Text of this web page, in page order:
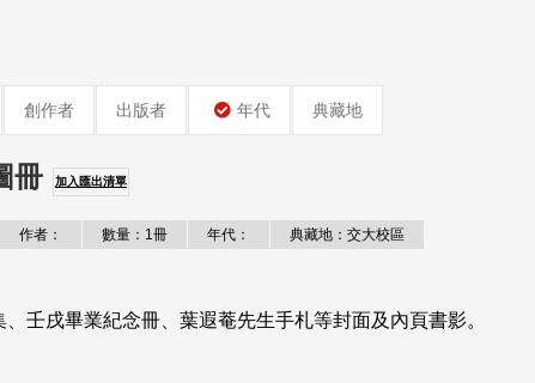
創作者 出版者 年代 典藏地
冊 加入匯出清單
作者： 數量：1冊 年代： 典藏地：交大校區
壬戌畢業紀念冊、葉遐菴先生手札等封面及內頁書影。